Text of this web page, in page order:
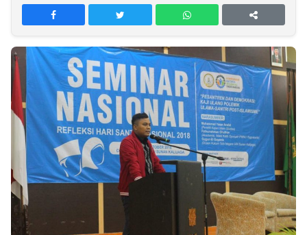
PT
TREETAN
INDONESIA
Partner
Insight
NTB
Suara
Time
Lens
IDN
Daily
Jogja
Jalan
Rakyat
Idealita
News
Kita
Notice
Dinamikapost.com
Radar
Baru
Seedbacklink
Follow
Kabarbaru